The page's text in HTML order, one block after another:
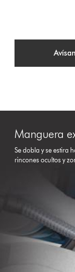
Manguera
Se dobla y se estira
rincones ocultos y